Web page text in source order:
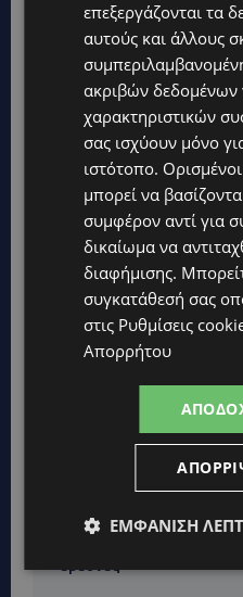
Hot this week
UPDATES
ΙΣΑΑΚ-ΣΟΛΩΜΟΥ:
την Παρασκευή – Πού
UPDATES
ΣΥΛΛΗΨΕΙΣ: 161
μία νύχτα – Η
ελέγχους
STORIES
ΓΕΝΕΘΛΙΟΣ ΗΜΕΡΑ: Η
Οι άνθρωποι και οι
ιστορία
ΕΛΕΝΑ ΑΝΤΩΝΙΑΔΟΥ:
μητέρα τριών
στην Αγγλία
ΚΑΤΑΓΓΕΛΙΑ: Για
έρευνες
επεξεργάζονται τα
αυτούς και άλλους
ακριβών δεδομένων
χαρακτηριστικών
σας ισχύουν μόνο
ιστότοπο.
μπορεί να
συμφέρον αντί για
δικαίωμα να
διαφήμισης.
συγκατάθεσή σας
στις Ρυθμίσεις
Απορρήτου
ΕΜΦΆΝΙΣΗ